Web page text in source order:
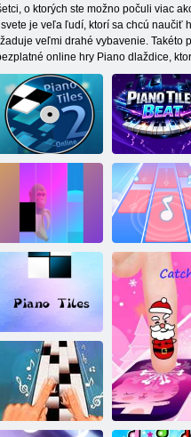
o ktorých ste možno počuli viac
je veľa ľudí, ktorí sa chcú naučiť
veľmi drahé vybavenie.
online hry Piano dlaždice,
Klavírne
dlaždice 2 online
Klavírne
dlaždice: Beat
Dlaždice klavíra:
talianskeho
mozgu
Kúzelná
hudba
Klavírne
dlaždice